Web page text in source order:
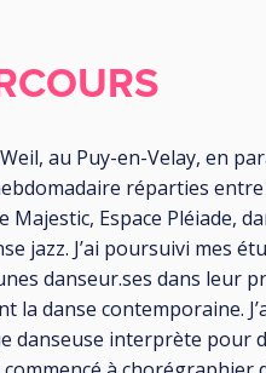
au Puy-en-Velay, en
réparties
Espace Pléiade,
jazz. J’ai poursuivi mes
danseur.ses dans leur
la danse contemporaine.
danseuse interprète pour